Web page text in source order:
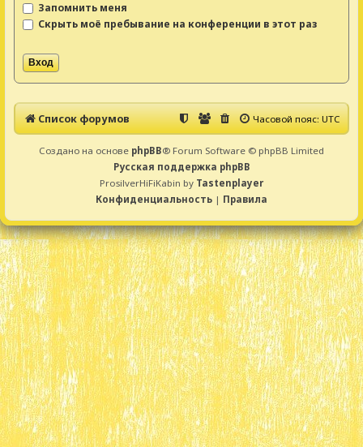
Запомнить меня
Скрыть моё пребывание на конференции в этот раз
Список форумов Часовой пояс:UTC
Создано на основе phpBB® Forum Software © phpBB Limited
Русская поддержка phpBB
ProsilverHiFiKabin by Tastenplayer
Конфиденциальность | Правила